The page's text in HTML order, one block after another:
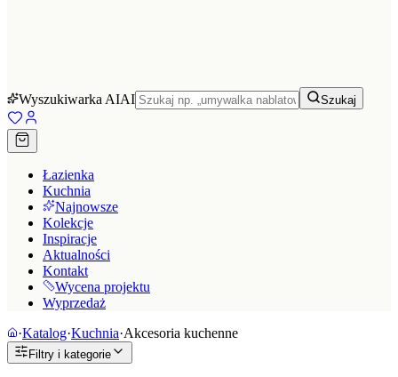
Wyszukiwarka AIAI Szukaj
Łazienka
Kuchnia
Najnowsze
Kolekcje
Inspiracje
Aktualności
Kontakt
Wycena projektu
Wyprzedaż
·Katalog·Kuchnia·Akcesoria kuchenne
Filtry i kategorie